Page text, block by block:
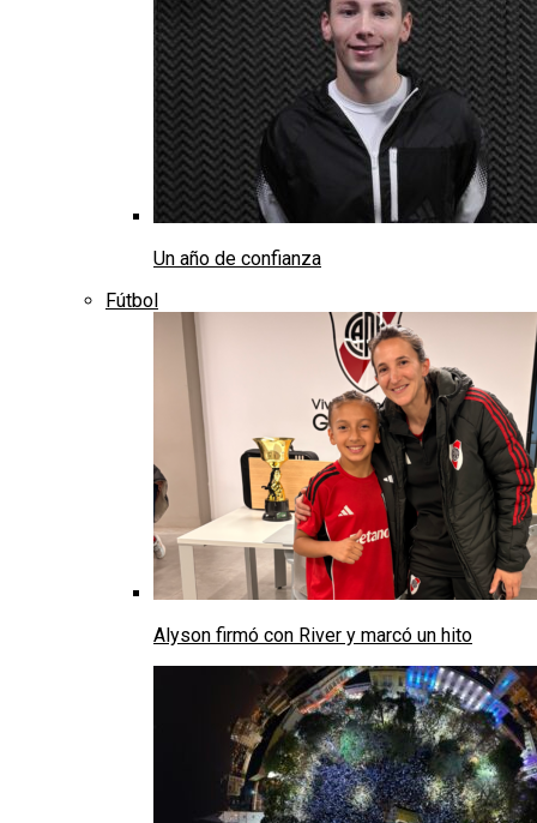
Un año de confianza
Fútbol
Alyson firmó con River y marcó un hito